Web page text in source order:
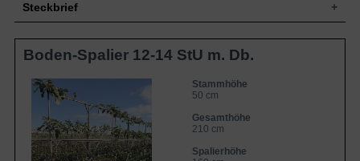
Steckbrief
Wuchs
Kleiner Baum, gut verzweigt, breit
aufrecht, bis zu 400 cm hoch und bis zu
Blatt
Sommergrün, eiförmig, am Ende
zugespitzt, gesägter Rand, leicht
glänzend, mittelgrün, bis zu 8 cm lang
Frucht
Grüngelbe Äpfel, sonnenseits streifig bis
flächig karminrot, gelbes Fruchtfleisch,
saftig und süß, klein bis mittelgroß
Boden-Spalier 12-14 StU m. Db.
Stammhöhe
50 cm
Gesamthöhe
210 cm
Spalierhöhe